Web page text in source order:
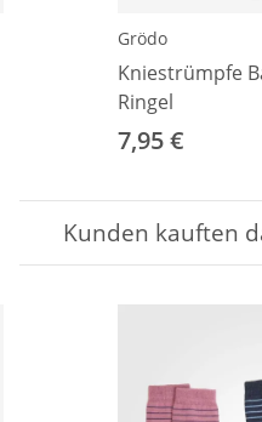
Grödo
Kniestrümpfe
Ringel
7,95 €
Kunden kauften